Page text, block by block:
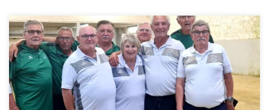
Participation importante de la part des clubs du CBD32 ; 9 équipes
étaient au départ de la compétition. Les samatanais de R.Morselli
ainsi que les saramonais de Y.Boulay ont gagné le droit de
participer aux éliminatoires régionales qui se dérouleront à